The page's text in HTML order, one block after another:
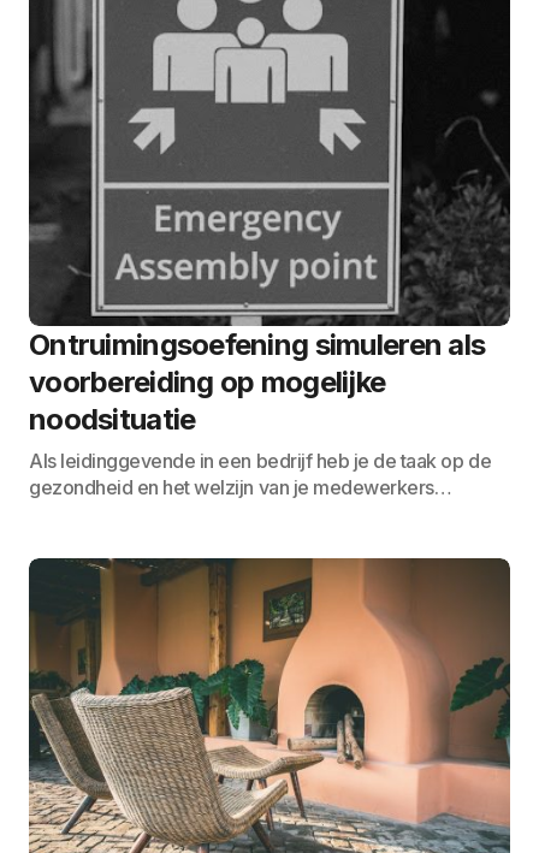
Ontruimingsoefening simuleren als
voorbereiding op mogelijke
noodsituatie
Als leidinggevende in een bedrijf heb je de taak op de
gezondheid en het welzijn van je medewerkers…